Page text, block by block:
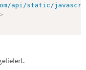
api/static/
>